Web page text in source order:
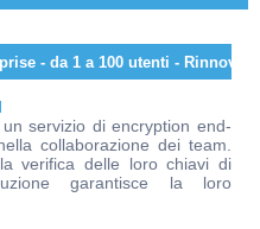
- da 1 a 100 utenti - Rinnovo
servizio di encryption end-
collaborazione dei team.
verifica delle loro chiavi di
garantisce la loro